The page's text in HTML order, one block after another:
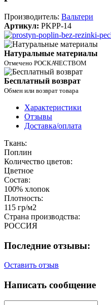
Производитель: Вальтери
Артикул: PKPP-14
Натуральные материалы
Отмечено РОСКАЧЕСТВОМ
Бесплатный возврат
Обмен или возврат товара
Характеристики
Отзывы
Доставка/оплата
Ткань:
Поплин
Количество цветов:
Цветное
Состав:
100% хлопок
Плотность:
115 гр/м2
Страна производства:
РОССИЯ
Последние отзывы:
Оставить отзыв
Написать сообщение